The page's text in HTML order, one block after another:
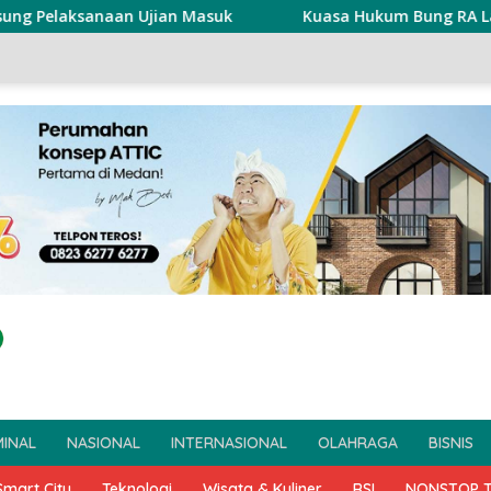
Kuasa Hukum Bung RA Laporkan Akun
NASIONAL INTERNASIONAL OLAHRAGA BISNIS